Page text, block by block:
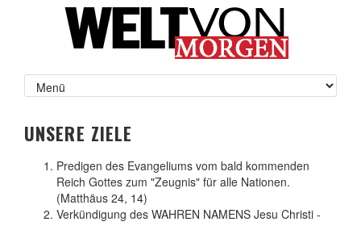
UNSERE ZIELE
Predigen des Evangeliums vom bald kommenden
Reich Gottes zum "Zeugnis" für alle Nationen.
(Matthäus 24, 14)
Verkündigung des WAHREN NAMENS Jesu Christi -